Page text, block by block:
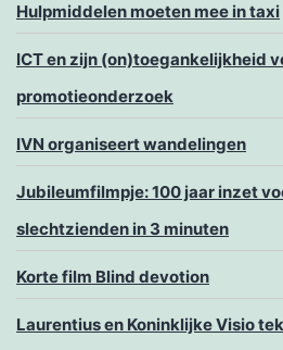
Hulpmiddelen moeten mee in taxi
ICT en zijn (on)toegankelijkheid
promotieonderzoek
IVN organiseert wandelingen
Jubileumfilmpje: 100 jaar inzet
slechtzienden in 3 minuten
Korte film Blind devotion
Laurentius en Koninklijke Visio